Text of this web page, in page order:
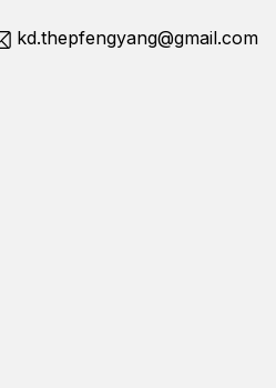
kd.thepfengyang@gmail.com